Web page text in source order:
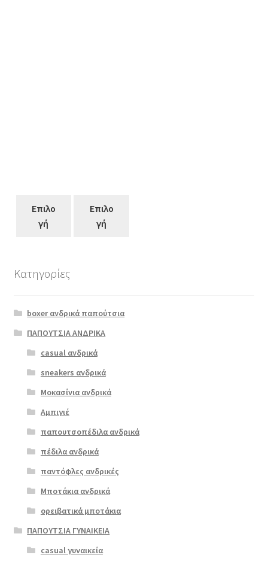
Επιλο
γή
Επιλο
γή
boxer 82643
ταμπά
ΠΡΟΣΦΟΡΆ!
65.00
Original
price
€65.00.
€ 49.00Η
τρέχουσα
είναι:
€49.00.
προϊόν
έχει
πολλαπλές
επιλογές
μπορούν
επιλεγούν
στη
σελίδα
προϊόντος
Κατηγορίες
boxer ανδρικά παπούτσια
ΠΑΠΟΥΤΣΙΑ ΑΝΔΡΙΚΑ
casual ανδρικά
sneakers ανδρικά
Μοκασίνια ανδρικά
Αμπιγιέ
παπουτσοπέδιλα ανδρικά
πέδιλα ανδρικά
παντόφλες ανδρικές
Μποτάκια ανδρικά
ορειβατικά μποτάκια
ΠΑΠΟΥΤΣΙΑ ΓΥΝΑΙΚΕΙΑ
casual γυναικεία